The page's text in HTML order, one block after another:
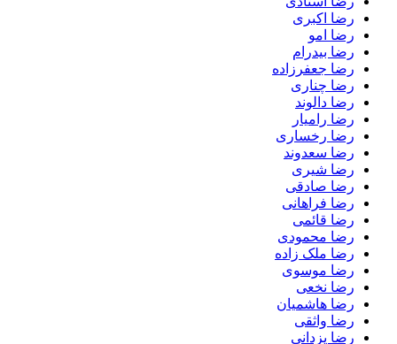
رضا اکبری
رضا امو
رضا بیدرام
رضا جعفرزاده
رضا چناری
رضا دالوند
رضا رامیار
رضا رخساری
رضا سعدوند
رضا شیری
رضا صادقی
رضا فراهانی
رضا قائمی
رضا محمودی
رضا ملک زاده
رضا موسوی
رضا نخعی
رضا هاشمیان
رضا واثقی
رضا یزدانی